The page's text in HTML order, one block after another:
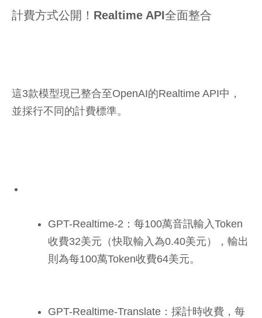
計費方式公開！Realtime API全面整合
這3款模型現已整合至OpenAI的Realtime API中，
並採行不同的計費標準。
GPT-Realtime-2：每100萬音訊輸入Token
收費32美元（快取輸入為0.40美元），輸出
則為每100萬Token收費64美元。
GPT-Realtime-Translate：採計時收費，每